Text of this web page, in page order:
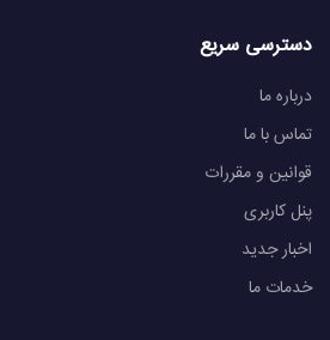
دسترسی سریع
درباره ما
تماس با ما
قوانین و مقررات
پنل کاربری
اخبار جدید
خدمات ما